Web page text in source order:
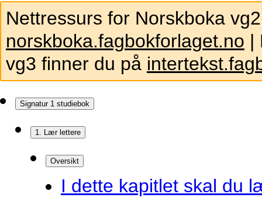
Nettressurs for Norskboka
norskboka.fagbokforlaget.no |
vg3 finner du på
Signatur 1 studiebok
1. Lær lettere
Oversikt
I dette kapitlet skal du